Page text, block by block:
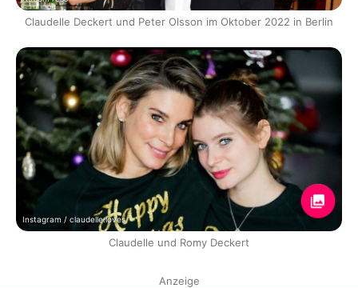
Claudelle Deckert und Peter Olsson im Oktober 2022 in Berlin
Instagram / claudelle.loves
Claudelle und Romy Deckert
Anzeige